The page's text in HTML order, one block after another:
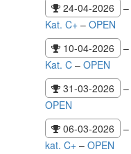
24-04-2026
–
Kat. C+ – OPEN
10-04-2026
–
Kat. C – OPEN
31-03-2026
–
OPEN
06-03-2026
–
kat. C+ – OPEN